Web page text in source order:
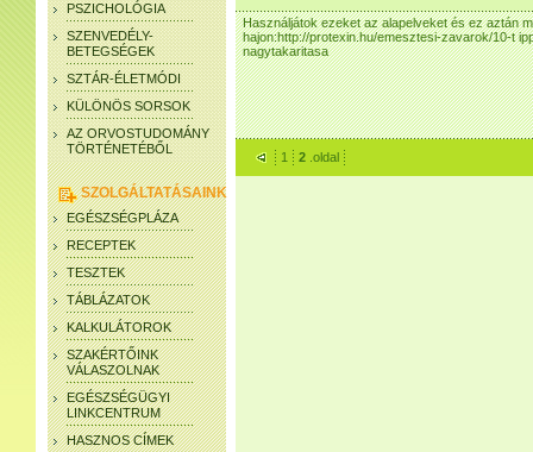
PSZICHOLÓGIA
SZENVEDÉLY-
BETEGSÉGEK
SZTÁR-ÉLETMÓDI
KÜLÖNÖS SORSOK
AZ ORVOSTUDOMÁNY
TÖRTÉNETÉBŐL
SZOLGÁLTATÁSAINK
EGÉSZSÉGPLÁZA
RECEPTEK
TESZTEK
TÁBLÁZATOK
KALKULÁTOROK
SZAKÉRTŐINK
VÁLASZOLNAK
EGÉSZSÉGÜGYI
LINKCENTRUM
HASZNOS CÍMEK
Használjátok ezeket az alapelveket és ez aztán
hajon:http://protexin.hu/emesztesi-zavarok/10-t
nagytakaritasa
1 2 .oldal